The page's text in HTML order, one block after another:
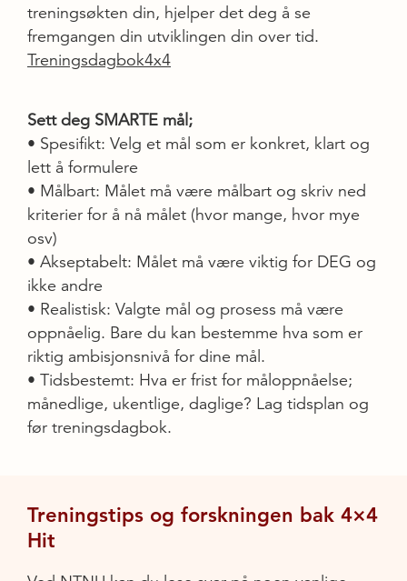
treningsøkten din, hjelper det deg å se
fremgangen din utviklingen din over tid.
Treningsdagbok4x4
Sett deg SMARTE mål;
• Spesifikt: Velg et mål som er konkret, klart og
lett å formulere
• Målbart: Målet må være målbart og skriv ned
kriterier for å nå målet (hvor mange, hvor mye
osv)
• Akseptabelt: Målet må være viktig for DEG og
ikke andre
• Realistisk: Valgte mål og prosess må være
oppnåelig. Bare du kan bestemme hva som er
riktig ambisjonsnivå for dine mål.
• Tidsbestemt: Hva er frist for måloppnåelse;
månedlige, ukentlige, daglige? Lag tidsplan og
før treningsdagbok.
Treningstips og forskningen bak 4×4
Hit